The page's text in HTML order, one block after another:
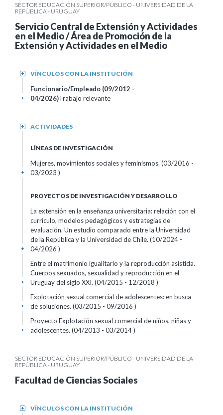
SECTOR EDUCACIÓN SUPERIOR/PÚBLICO - UNIVERSIDAD DE LA
REPÚBLICA - URUGUAY
Servicio Central de Extensión y Actividades
en el Medio / Área de Promoción de la
Extensión y Actividades en el Medio
VÍNCULOS CON LA INSTITUCIÓN
+
Funcionario/Empleado (09/2012 -
04/2026)Trabajo relevante
+
ACTIVIDADES
+
LÍNEAS DE INVESTIGACIÓN
Mujeres, movimientos sociales y feminismos. (03/2016 -
03/2023 )
+
PROYECTOS DE INVESTIGACIÓN Y DESARROLLO
La extensión en la enseñanza universitaria: relación con el
currículo, modelos pedagógicos y estrategias de
evaluación. Un estudio comparado entre la Universidad
de la República y la Universidad de Chile. (10/2024 -
04/2026 )
+
Entre el matrimonio igualitario y la reproducción asistida.
Cuerpos sexuados, sexualidad y reproducción en el
Uruguay del siglo XXI. (04/2015 - 12/2018 )
+
Explotación sexual comercial de adolescentes: en busca
de soluciones. (03/2015 - 09/2016 )
+
Proyecto Explotación sexual comercial de niños, niñas y
adolescentes. (04/2013 - 03/2014 )
+
SECTOR EDUCACIÓN SUPERIOR/PÚBLICO - UNIVERSIDAD DE LA
REPÚBLICA - URUGUAY
Facultad de Ciencias Sociales
VÍNCULOS CON LA INSTITUCIÓN
+